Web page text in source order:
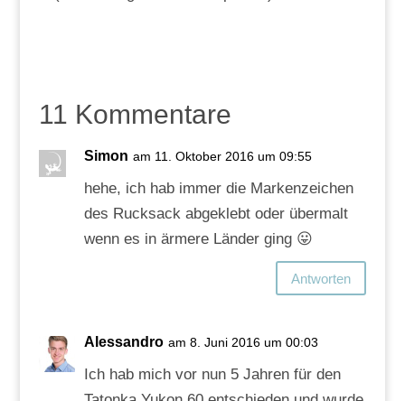
11 Kommentare
Simon am 11. Oktober 2016 um 09:55
hehe, ich hab immer die Markenzeichen
des Rucksack abgeklebt oder übermalt
wenn es in ärmere Länder ging 😛
Antworten
Alessandro am 8. Juni 2016 um 00:03
Ich hab mich vor nun 5 Jahren für den